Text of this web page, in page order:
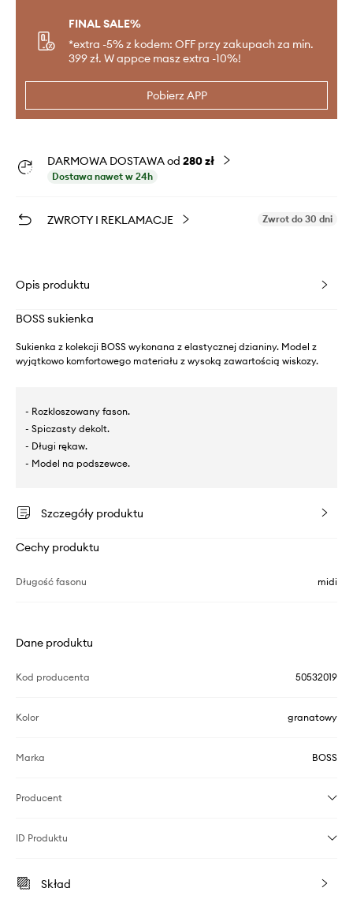
FINAL SALE%
*extra -5% z kodem: OFF przy zakupach za min.
399 zł. W appce masz extra -10%!
Pobierz APP
DARMOWA DOSTAWA od 280 zł
Dostawa nawet w 24h
ZWROTY I REKLAMACJE Zwrot do 30 dni
Opis produktu
BOSS sukienka
Sukienka z kolekcji BOSS wykonana z elastycznej dzianiny. Model z
wyjątkowo komfortowego materiału z wysoką zawartością wiskozy.
- Rozkloszowany fason.
- Spiczasty dekolt.
- Długi rękaw.
- Model na podszewce.
Szczegóły produktu
Cechy produktu
Długość fasonu midi
Dane produktu
Kod producenta 50532019
Kolor granatowy
Marka BOSS
Producent
ID Produktu
Skład